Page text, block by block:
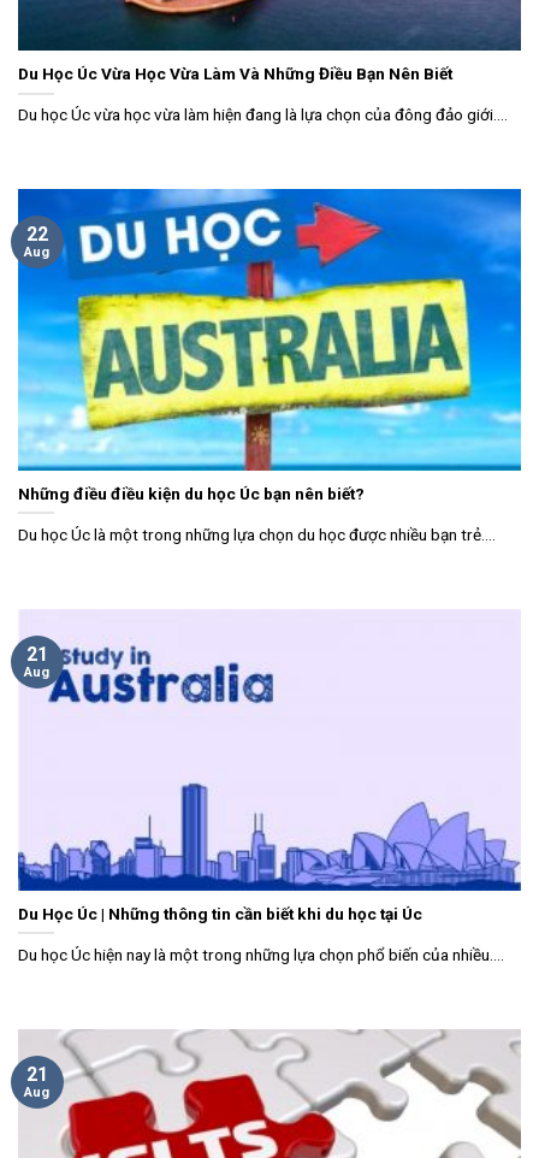
Du Học Úc Vừa Học Vừa Làm Và Những Điều Bạn Nên Biết
Du học Úc vừa học vừa làm hiện đang là lựa chọn của đông đảo giới....
Những điều điều kiện du học Úc bạn nên biết?
Du học Úc là một trong những lựa chọn du học được nhiều bạn trẻ....
22
Aug
Du Học Úc | Những thông tin cần biết khi du học tại Úc
Du học Úc hiện nay là một trong những lựa chọn phổ biến của nhiều....
21
Aug
21
Aug